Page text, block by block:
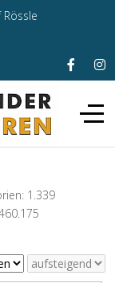
1.339